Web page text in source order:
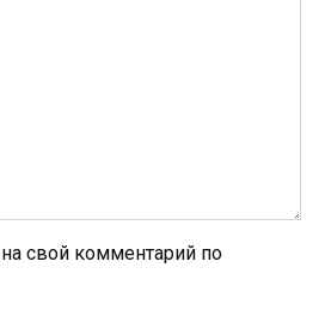
свой комментарий по